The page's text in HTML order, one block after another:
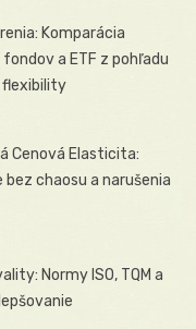
Komparácia
a ETF z pohľadu
flexibility
Cenová Elasticita:
bez chaosu a narušenia
Normy ISO, TQM a